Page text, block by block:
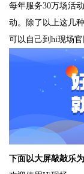
每年服务30万场活
动。除了以上这几
可以自己到hi现场官
下面以大屏敲敲乐